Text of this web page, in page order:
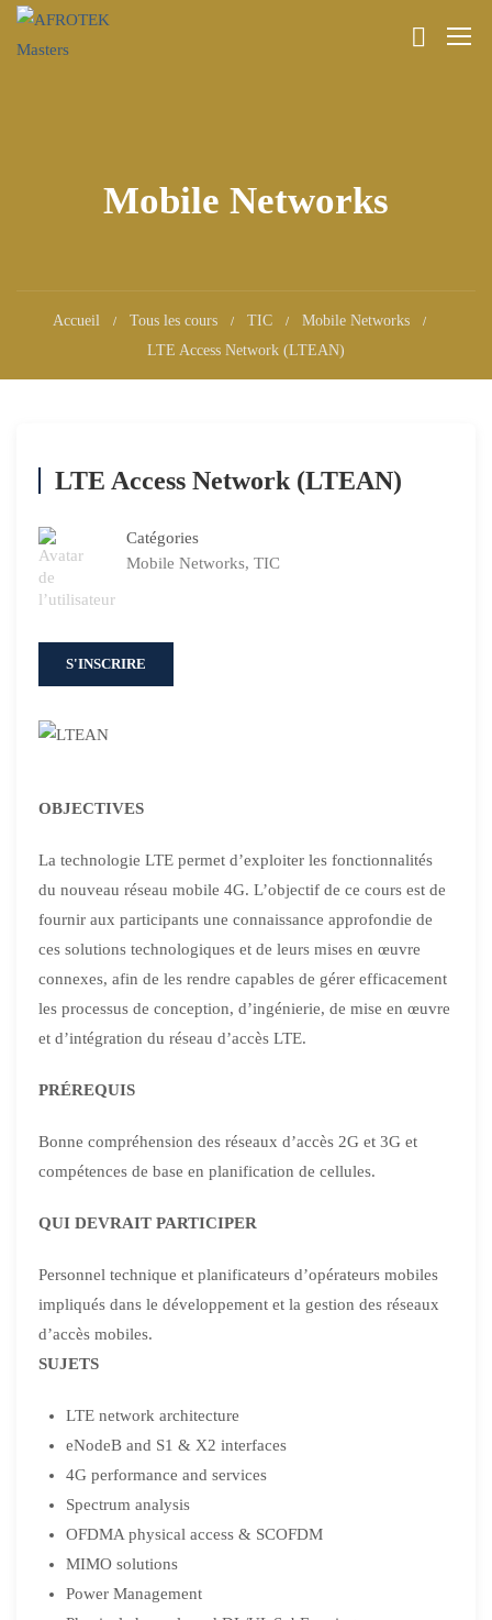
Mobile Networks
Accueil Tous les cours TIC
Mobile Networks
LTE Access Network (LTEAN)
LTE Access Network (LTEAN)
Catégories
Mobile Networks, TIC
S'INSCRIRE
OBJECTIVES
La technologie LTE permet d’exploiter les fonctionnalités
du nouveau réseau mobile 4G. L’objectif de ce cours est de
fournir aux participants une connaissance approfondie de
ces solutions technologiques et de leurs mises en œuvre
connexes, afin de les rendre capables de gérer efficacement
les processus de conception, d’ingénierie, de mise en œuvre
et d’intégration du réseau d’accès LTE.
PRÉREQUIS
Bonne compréhension des réseaux d’accès 2G et 3G et
compétences de base en planification de cellules.
QUI DEVRAIT PARTICIPER
Personnel technique et planificateurs d’opérateurs mobiles
impliqués dans le développement et la gestion des réseaux
d’accès mobiles.
SUJETS
LTE network architecture
eNodeB and S1 & X2 interfaces
4G performance and services
Spectrum analysis
OFDMA physical access & SCOFDM
MIMO solutions
Power Management